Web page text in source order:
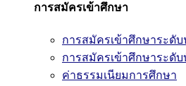
การสมัครเข้าศึกษา
การสมัครเข้าศึกษาระ
การสมัครเข้าศึกษาระดั
ค่าธรรมเนียมการศึกษา